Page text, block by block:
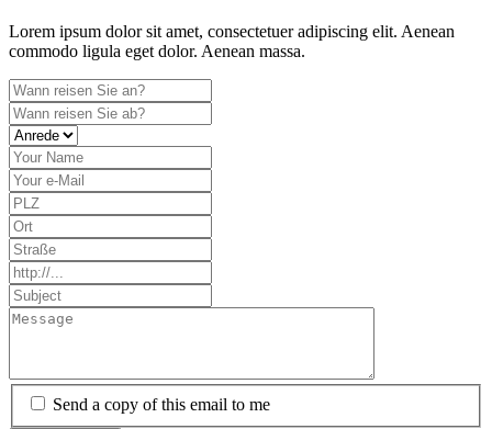
Lorem ipsum dolor sit amet, consectetuer adipiscing elit. Aenean
commodo ligula eget dolor. Aenean massa.
Send a copy of this email to me